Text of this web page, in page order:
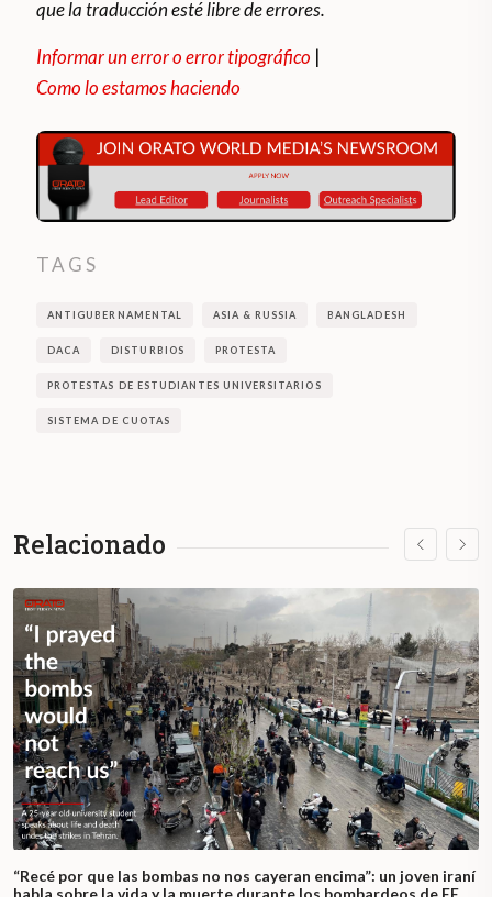
que la traducción esté libre de errores.
Informar un error o error tipográfico |
Como lo estamos haciendo
TAGS
ANTIGUBERNAMENTAL ASIA & RUSSIA BANGLADESH
DACA DISTURBIOS PROTESTA
PROTESTAS DE ESTUDIANTES UNIVERSITARIOS
SISTEMA DE CUOTAS
Relacionado
“Recé por que las bombas no nos cayeran encima”: un joven iraní
habla sobre la vida y la muerte durante los bombardeos de EE.